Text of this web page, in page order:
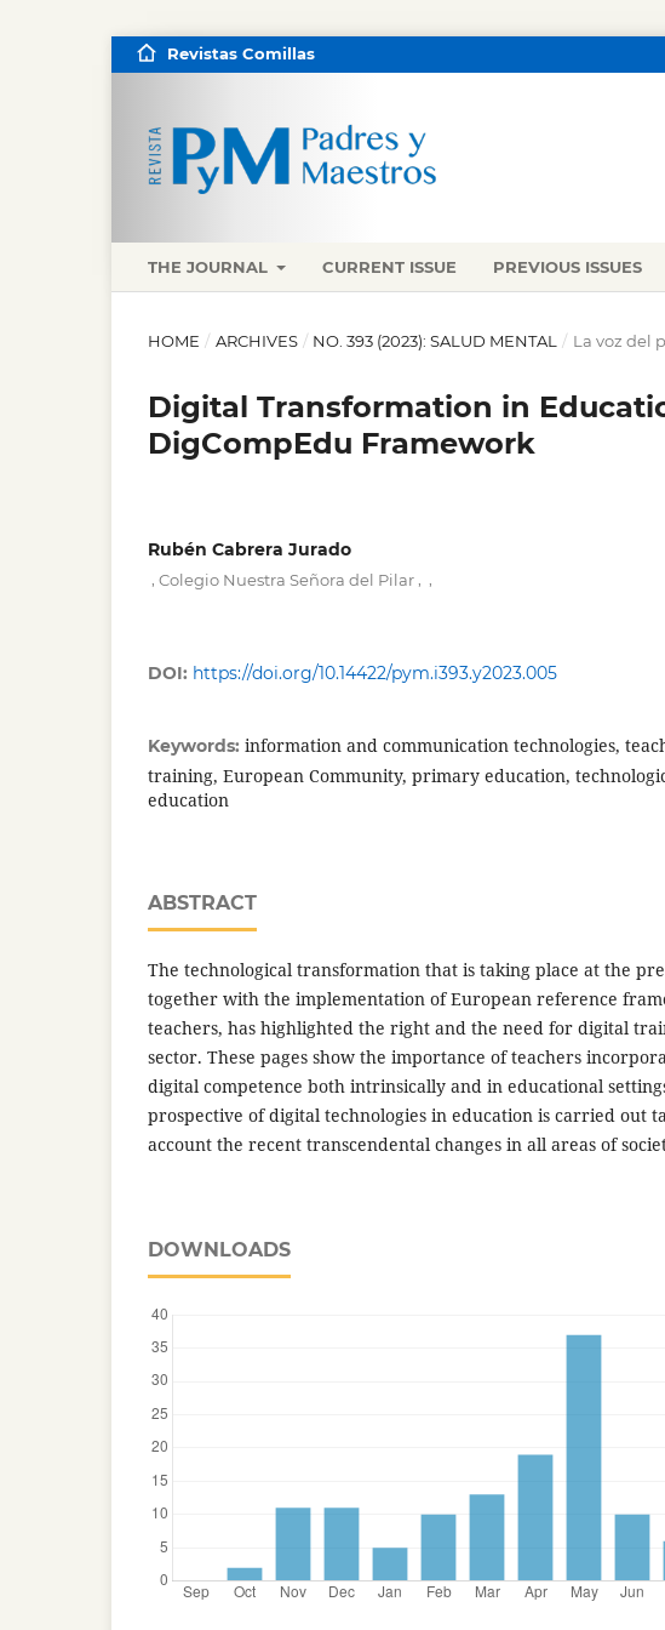
THE JOURNAL CURRENT ISSUE PREVIOUS ISSUES
Revistas Comillas
HOME / ARCHIVES / NO. 393 (2023): SALUD MENTAL / La voz del
Digital Transformation in
DigCompEdu Framework
Rubén Cabrera Jurado
Colegio Nuestra Señora del Pilar
DOI: https://doi.org/10.14422/pym.i393.y2023.005
Keywords: information and communication technologies,
training, European Community, primary education,
education
ABSTRACT
The technological transformation that is taking place at the
together with the implementation of European reference
teachers, has highlighted the right and the need for digital
sector. These pages show the importance of teachers
digital competence both intrinsically and in educational
prospective of digital technologies in education is carried out
account the recent transcendental changes in all areas of
DOWNLOADS